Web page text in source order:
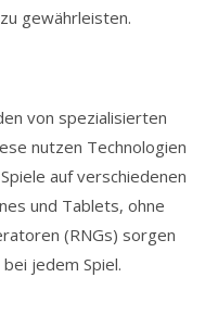
gewährleisten.
von spezialisierten
nutzen Technologien
auf verschiedenen
und Tablets, ohne
(RNGs) sorgen
jedem Spiel.